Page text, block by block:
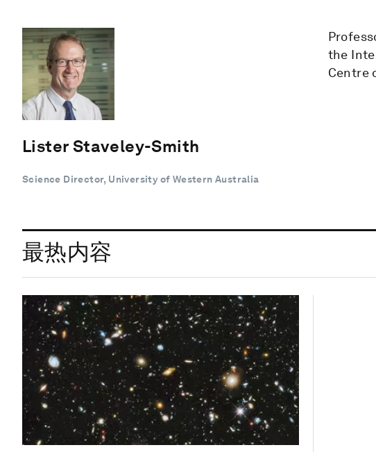
Lister Staveley-Smith
Science Director, University of Western Australia
the
Centre
最热内容